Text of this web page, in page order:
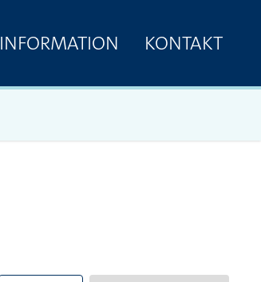
INFORMATION KONTAKT